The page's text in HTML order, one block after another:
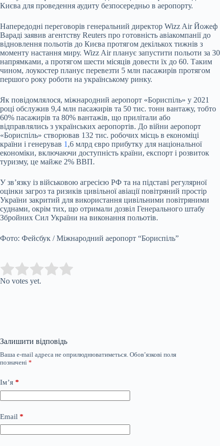
Києва для проведення аудиту безпосередньо в аеропорту.
Напередодні переговорів генеральний директор Wizz Air Йожеф
Вараді заявив агентству Reuters про готовність авіакомпанії до
відновлення польотів до Києва протягом декількох тижнів з
моменту настання миру. Wizz Air планує запустити польоти за 30
напрямками, а протягом шести місяців довести їх до 60. Таким
чином, лоукостер планує перевезти 5 млн пасажирів протягом
першого року роботи на українському ринку.
Як повідомлялося, міжнародний аеропорт «Бориспіль» у 2021
році обслужив 9,4 млн пасажирів та 50 тис. тонн вантажу, тобто
60% пасажирів та 80% вантажів, що прилітали або
відправлялись з українських аеропортів. До війни аеропорт
«Бориспіль» створював 132 тис. робочих місць в економіці
країни і генерував 1 ,6 млрд євро прибутку для національної
економіки, включаючи доступність країни, експорт і розвиток
туризму, це майже 2% ВВП.
У зв’язку із військовою агресією РФ та на підставі регулярної
оцінки загроз та ризиків цивільної авіації повітряний простір
України закритий для використання цивільними повітряними
суднами, окрім тих, що отримали дозвіл Генерального штабу
Збройних Сил України на виконання польотів.
Фото: Фейсбук / Міжнародний аеропорт “Бориспіль”
Rate this item:
No votes yet.
Залишити відповідь
Ваша e-mail адреса не оприлюднюватиметься. Обов’язкові поля
позначені *
Ім’я *
Email *